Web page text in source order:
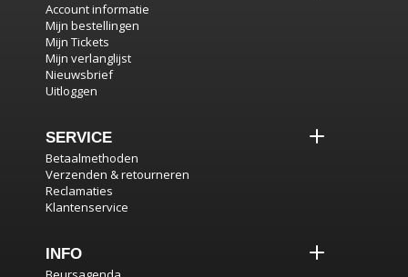
Account informatie
Mijn bestellingen
Mijn Tickets
Mijn verlanglijst
Nieuwsbrief
Uitloggen
SERVICE
Betaalmethoden
Verzenden & retourneren
Reclamaties
Klantenservice
INFO